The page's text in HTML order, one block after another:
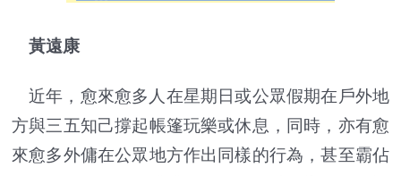
黃遠康
近年，愈來愈多人在星期日或公眾假期在戶外地
方與三五知己撐起帳篷玩樂或休息，同時，亦有愈
來愈多外傭在公眾地方作出同樣的行為，甚至霸佔